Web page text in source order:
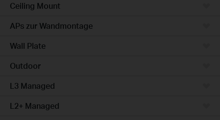
Ceiling Mount
APs zur Wandmontage
Wall Plate
Outdoor
L3 Managed
L2+ Managed